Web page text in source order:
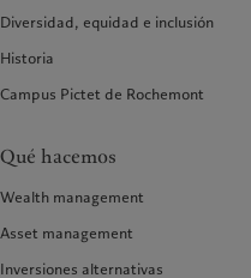
Diversidad, equidad e inclusión
Historia
Campus Pictet de Rochemont
Qué hacemos
Wealth management
Asset management
Inversiones alternativas